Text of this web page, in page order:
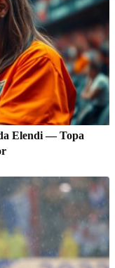
Elendi — Topa